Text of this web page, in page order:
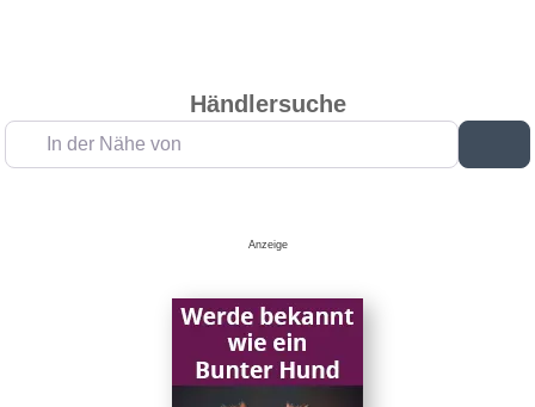
Händlersuche
In der Nähe von
Anzeige